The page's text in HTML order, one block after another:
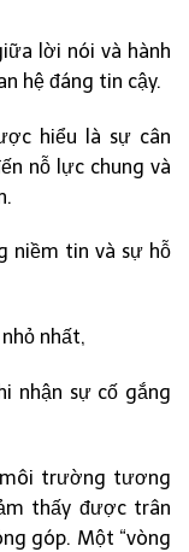
lời nói và hành
hệ đáng tin cậy.
hiểu là sự cân
nỗ lực chung và
niềm tin và sự hỗ
nhất,
nhận sự cố gắng
trường tương
thấy được trân
góp. Một “vòng